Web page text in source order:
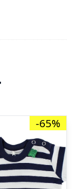
-65%